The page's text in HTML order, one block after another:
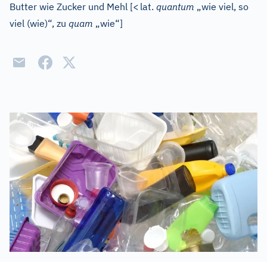
Butter wie Zucker und Mehl [< lat. quantum „wie viel, so
viel (wie)“, zu quam „wie“]